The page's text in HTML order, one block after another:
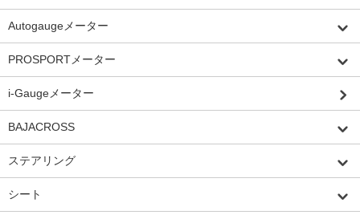
Autogaugeメーター
PROSPORTメーター
i-Gaugeメーター
BAJACROSS
ステアリング
シート